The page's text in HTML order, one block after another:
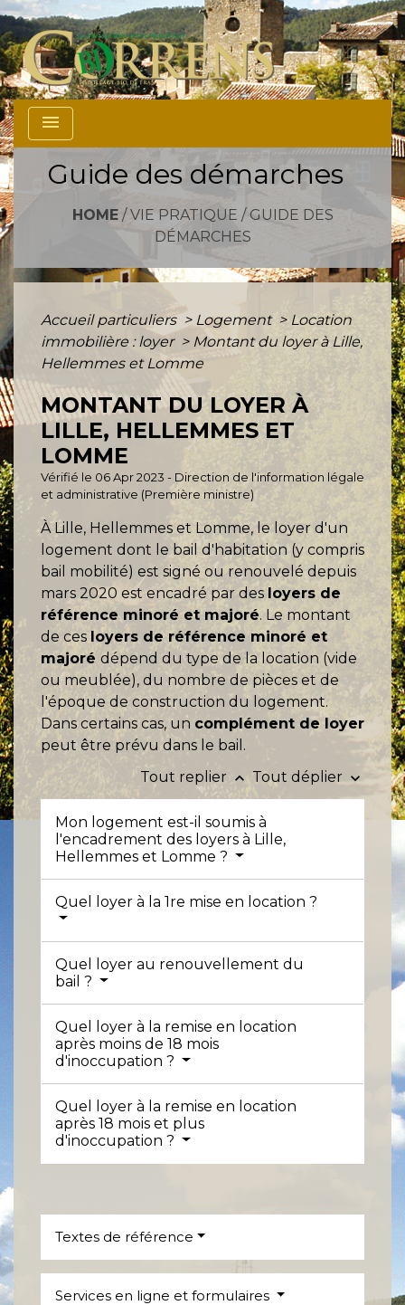
menu
Guide des démarches
HOME/ VIE PRATIQUE / GUIDE DES
DÉMARCHES
Accueil particuliers > Logement > Location
immobilière : loyer > Montant du loyer à Lille,
Hellemmes et Lomme
MONTANT DU LOYER À
LILLE, HELLEMMES ET
LOMME
Vérifié le 06 Apr 2023 - Direction de l'information légale
et administrative (Première ministre)
À Lille, Hellemmes et Lomme, le loyer d'un
logement dont le bail d'habitation (y compris
bail mobilité) est signé ou renouvelé depuis
mars 2020 est encadré par des loyers de
référence minoré et majoré. Le montant
de ces loyers de référence minoré et
majoré dépend du type de la location (vide
ou meublée), du nombre de pièces et de
l'époque de construction du logement.
Dans certains cas, un complément de loyer
peut être prévu dans le bail.
Tout replier keyboard_arrow_up Tout déplier keyboard_arrow_down
Mon logement est-il soumis à
l'encadrement des loyers à Lille,
Hellemmes et Lomme ?
Quel loyer à la 1re mise en location ?
Quel loyer au renouvellement du
bail ?
Quel loyer à la remise en location
après moins de 18 mois
d'inoccupation ?
Quel loyer à la remise en location
après 18 mois et plus
d'inoccupation ?
Textes de référence
Services en ligne et formulaires